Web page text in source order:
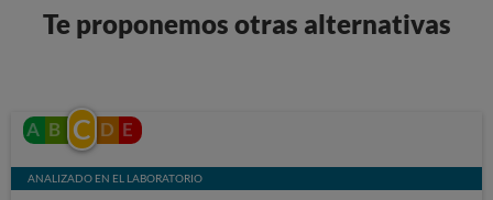
Te proponemos otras alternativas
A B C D E
ANALIZADO EN EL LABORATORIO